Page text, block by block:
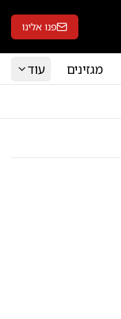
פנו אלינו
מגזינים עוד